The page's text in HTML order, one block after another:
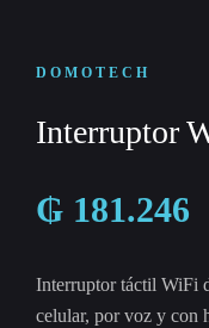
DOMOTECH
Interruptor
₲ 181.246
Interruptor táctil WiFi
celular, por voz y con